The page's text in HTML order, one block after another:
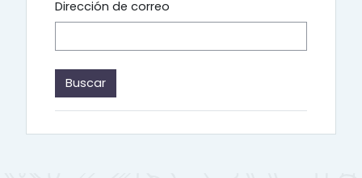
Dirección de correo